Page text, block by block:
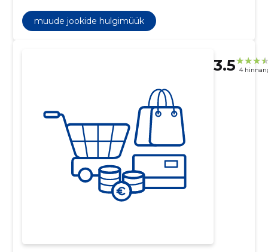
muude jookide hulgimüük
3.5 4